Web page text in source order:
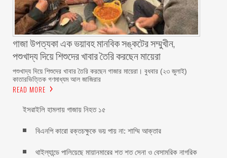
গাজা উপত্যকা এক ভয়াবহ মানবিক সঙ্কটের সম্মুখীন,
পশুখাদ্য দিয়ে শিশুদের খাবার তৈরি করছেন মায়েরা
পশুখাদ্য দিয়ে শিশুদের খাবার তৈরি করছেন গাজার মায়েরা। বুধবার (২৩ জুলাই)
কাতারভিত্তিক গণমাধ্যম আল জাজিরার
READ MORE
ইসরাইলি হামলায় গাজায় নিহত ১৫
বিএনপি কারো রক্তচক্ষুকে ভয় পায় না: শাম্মি আক্তার
থাইল্যান্ডে পালিয়েছে মায়ানমারের শত শত সেনা ও বেসামরিক নাগরিক